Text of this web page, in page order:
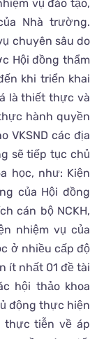
vụ đào tạo,
Nhà trường.
chuyên sâu do
Hội đồng thẩm
khi triển khai
là thiết thực và
hành quyền
VKSND các địa
sẽ tiếp tục chủ
học, như: Kiện
của Hội đồng
cán bộ NCKH,
nhiệm vụ của
ở nhiều cấp độ
ít nhất 01 đề tài
hội thảo khoa
động thực hiện
thực tiễn về áp